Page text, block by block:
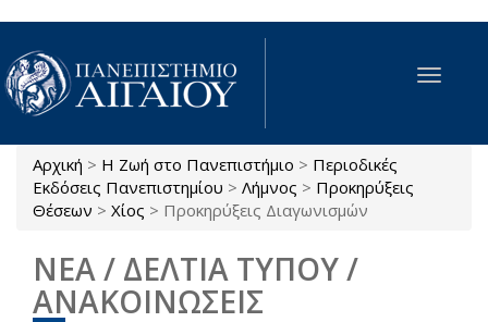
Παράκαμψη προς το κυρίως περιεχόμενο
Toggle
Είστε εδώ
Αρχική > Η Ζωή στο Πανεπιστήμιο > Περιοδικές
Εκδόσεις Πανεπιστημίου > Λήμνος > Προκηρύξεις
Θέσεων > Χίος > Προκηρύξεις Διαγωνισμών
ΝΕΑ / ΔΕΛΤΙΑ ΤΥΠΟΥ /
ΑΝΑΚΟΙΝΩΣΕΙΣ